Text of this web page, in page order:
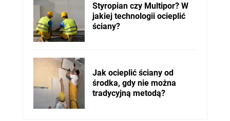
Styropian czy Multipor? W
jakiej technologii ocieplić
ściany?
Jak ocieplić ściany od
środka, gdy nie można
tradycyjną metodą?